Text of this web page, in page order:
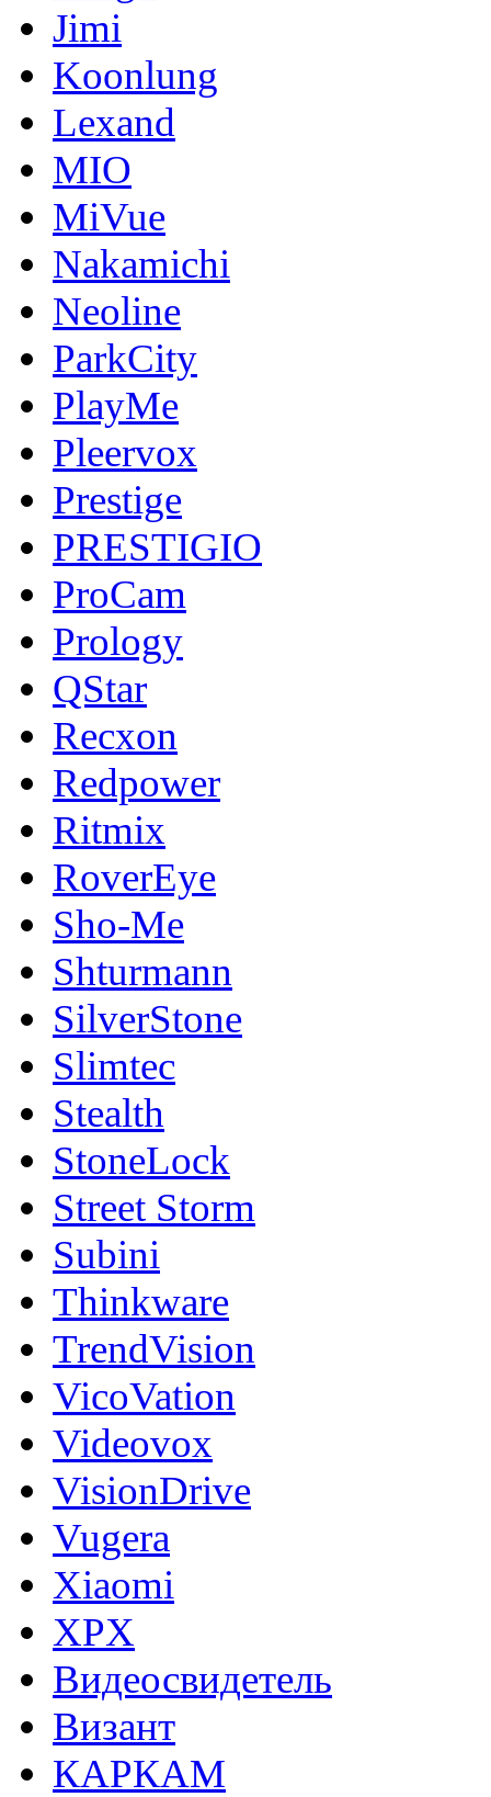
Jimi
Koonlung
Lexand
MIO
MiVue
Nakamichi
Neoline
ParkCity
PlayMe
Pleervox
Prestige
PRESTIGIO
ProCam
Prology
QStar
Recxon
Redpower
Ritmix
RoverEye
Sho-Me
Shturmann
SilverStone
Slimtec
Stealth
StoneLock
Street Storm
Subini
Thinkware
TrendVision
VicoVation
Videovox
VisionDrive
Vugera
Xiaomi
XPX
Видеосвидетель
Визант
КАРКАМ